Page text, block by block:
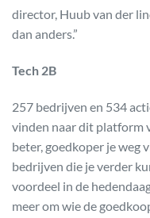
director, Huub van der
dan anders.”
Tech 2B
257 bedrijven en 534
vinden naar dit platform
beter, goedkoper je weg
bedrijven die je verder
voordeel in de
meer om wie de